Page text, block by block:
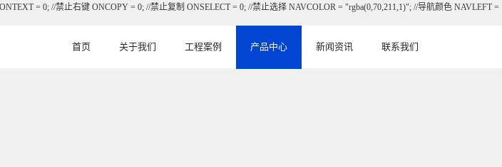
= 0; //禁止右键 ONCOPY = 0; //禁止复制 ONSELECT = 0; //禁止选择 NAVCOLOR = "rgba(0,70,211,1)"; //导航颜色 NAVLEFT =
首页 关于我们 工程案例 产品中心 新闻资讯 联系我们